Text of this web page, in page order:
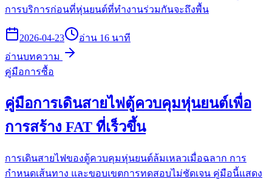
การบริการก่อนที่หุ่นยนต์ที่ทำงานร่วมกันจะถึงพื้น
2026-04-23
อ่าน 16 นาที
อ่านบทความ
คู่มือการซื้อ
คู่มือการเดินสายไฟตู้ควบคุมหุ่นยนต์เพื่อ
การสร้าง FAT ที่เร็วขึ้น
การเดินสายไฟของตู้ควบคุมหุ่นยนต์ล้มเหลวเมื่อฉลาก การ
กำหนดเส้นทาง และขอบเขตการทดสอบไม่ชัดเจน คู่มือนี้แสดง